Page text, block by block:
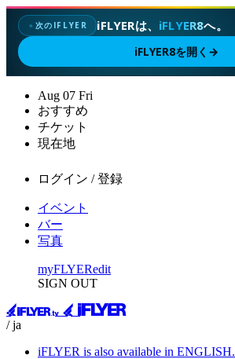
✦次のIFLYER iFLYERは、 iFLYER8へ。
iFLYER8を開く →
Aug 07 Fri
おすすめ
チケット
現在地
ログイン / 登録
イベント
バー
写真
myFLYERedit
SIGN OUT
/ ja
iFLYER is also available in ENGLISH.